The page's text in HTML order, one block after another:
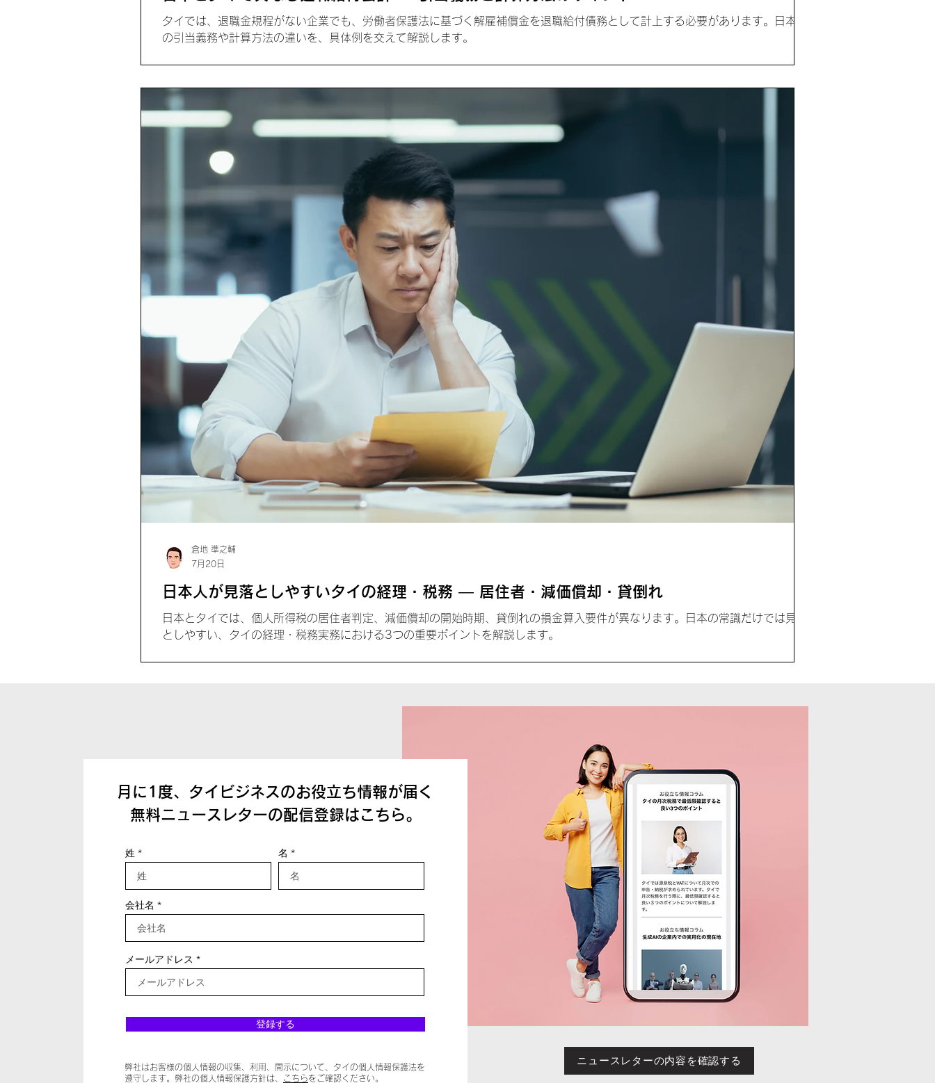
タイでは、退職金規程がない企業でも、労働者保護法に基づく解雇補償金を退職給付債務として計上する必要があります。日本と
の引当義務や計算方法の違いを、具体例を交えて解説します。
日本人が見落としやすいタイの経理・税務 ― 居住者・減価償却・貸倒れ
日本とタイでは、個人所得税の居住者判定、減価償却の開始時期、貸倒れの損金算入要件が異なります。日本の常識だけでは見落
としやすい、タイの経理・税務実務における3つの重要ポイントを解説します。
倉地 準之輔
7月20日
月に1度、タイビジネスのお役立ち情報が届く
無料ニュースレターの配信登録はこちら。
姓 名
会社名
メールアドレス
登録する
弊社はお客様の個人情報の収集、利用、開示について、タイの個人情報保護法を
遵守します。弊社の個人情報保護方針は、 こちらをご確認ください。
ニュースレターの内容を確認する